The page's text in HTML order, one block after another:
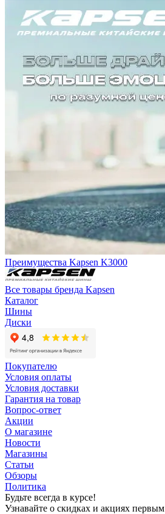
Преимущества Kapsen K3000
Все товары бренда Kapsen
Каталог
Шины
Диски
Покупателю
Условия оплаты
Условия доставки
Гарантия на товар
Вопрос-ответ
Акции
О магазине
Новости
Магазины
Статьи
Обзоры
Политика
Будьте всегда в курсе!
Узнавайте о скидках и акциях первым